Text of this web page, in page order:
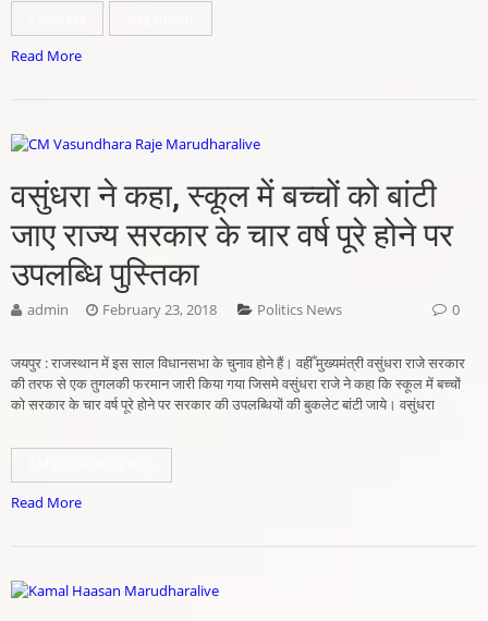
Read More
वसुंधरा ने कहा, स्कूल में बच्चों को बांटी
जाए राज्य सरकार के चार वर्ष पूरे होने पर
उपलब्धि पुस्तिका
admin February 23, 2018 Politics News 0
जयपुर : राजस्थान में इस साल विधानसभा के चुनाव होने हैं। वहीँ मुख्यमंत्री वसुंधरा राजे सरकार
की तरफ से एक तुगलकी फरमान जारी किया गया जिसमे वसुंधरा राजे ने कहा कि स्कूल में बच्चों
को सरकार के चार वर्ष पूरे होने पर सरकार की उपलब्धियों की बुकलेट बांटी जाये। वसुंधरा
Read More